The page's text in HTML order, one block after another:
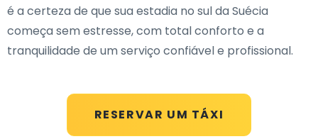
RESERVAR UM TÁXI
é a certeza de que sua estadia no sul da Suécia
começa sem estresse, com total conforto e a
tranquilidade de um serviço confiável e profissional.